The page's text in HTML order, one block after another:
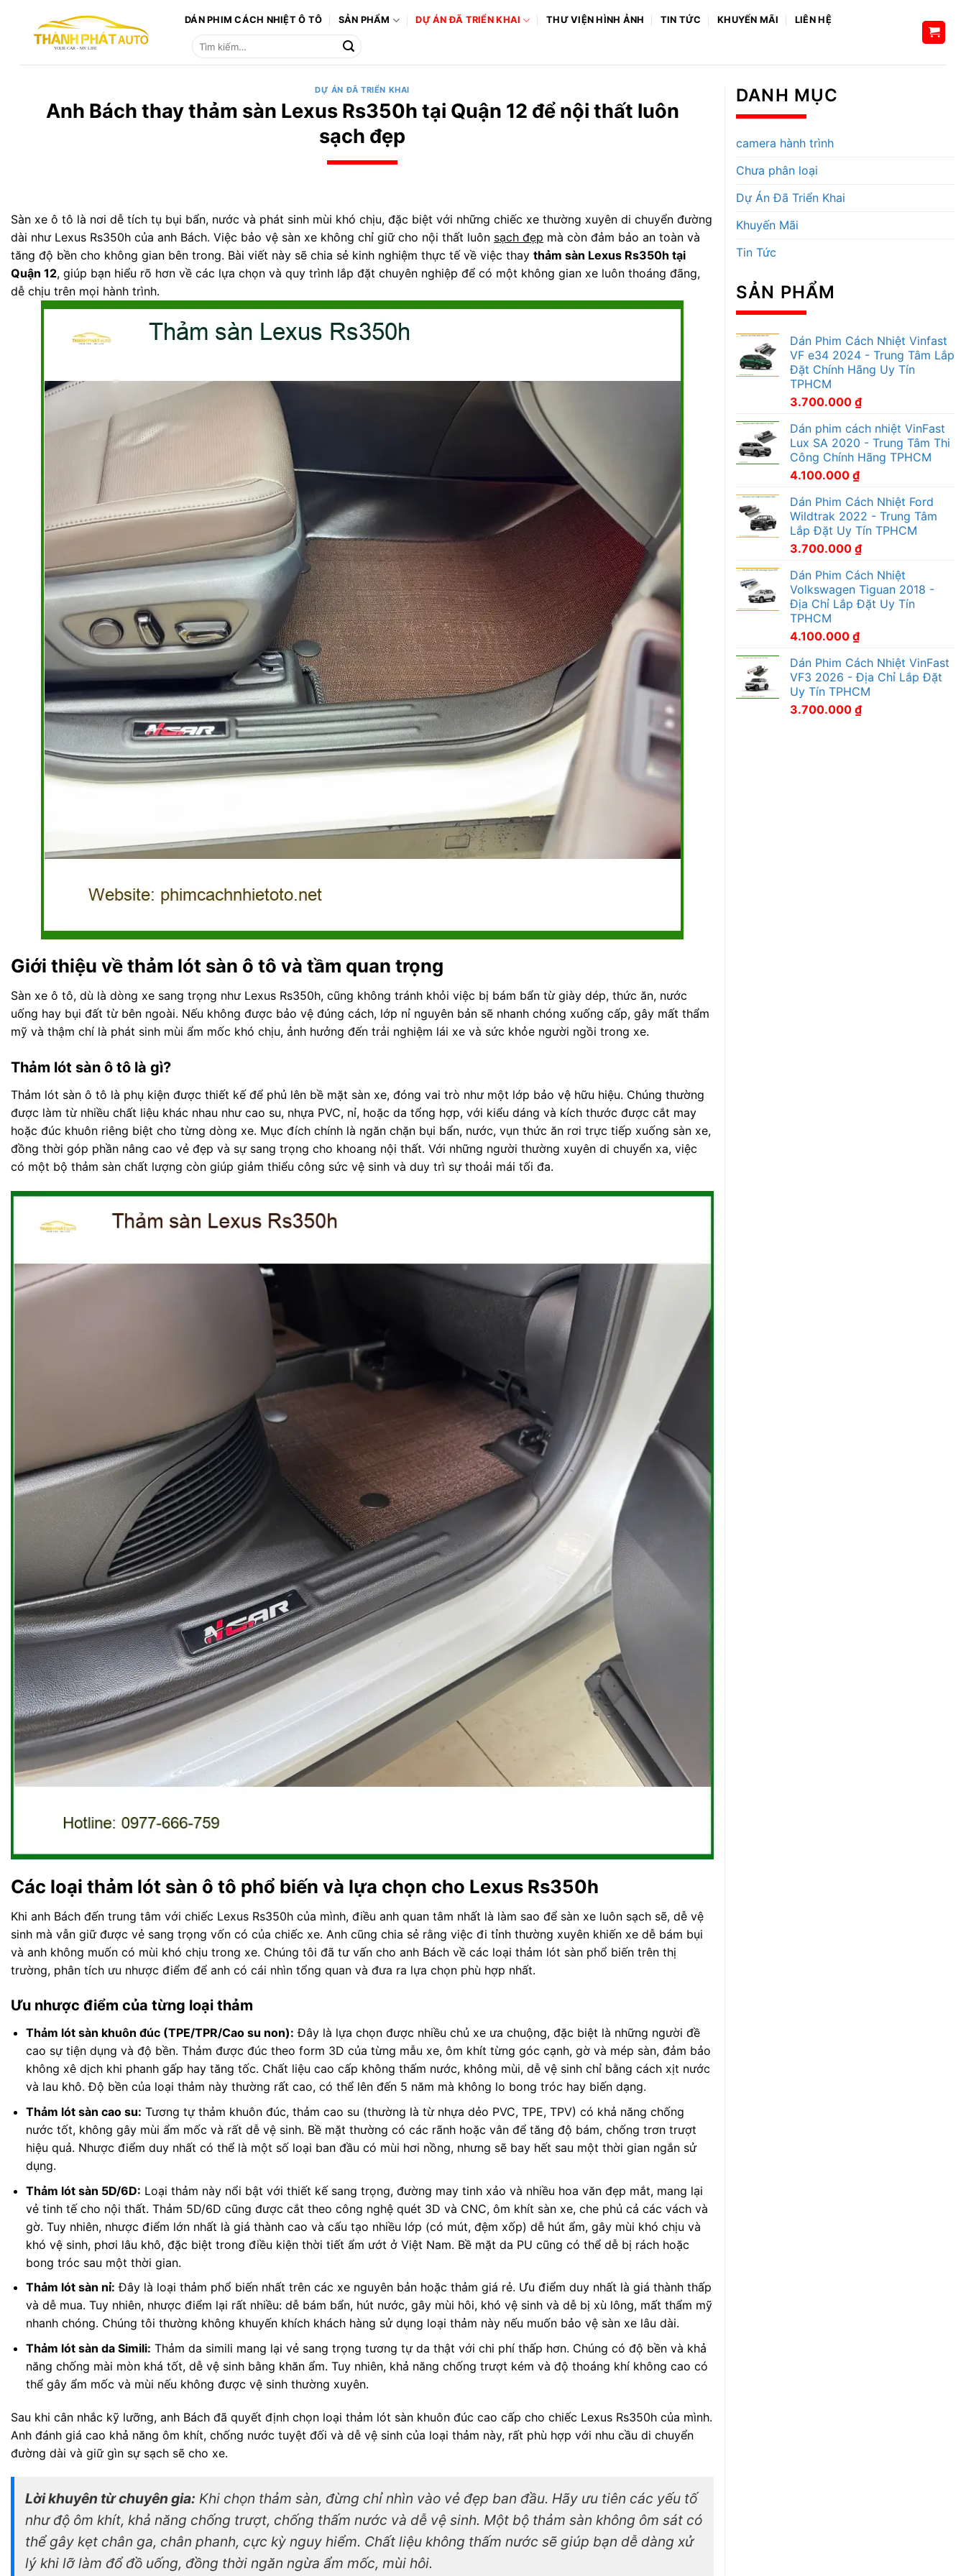
dung
DÁN PHIM CÁCH NHIỆT Ô TÔ SẢN PHẨM DỰ ÁN ĐÃ TRIỂN KHAI THƯ VIỆN HÌNH ẢNH TIN TỨC KHUYẾN MÃI
LIÊN HỆ
Tìm
DỰ ÁN ĐÃ TRIỂN KHAI
Anh Bách thay thảm sàn Lexus Rs350h tại Quận 12 để nội thất luôn
sạch đẹp
Sàn xe ô tô là nơi dễ tích tụ bụi bẩn, nước và phát sinh mùi khó chịu, đặc biệt với những chiếc xe thường xuyên di chuyển đường
dài như Lexus Rs350h của anh Bách. Việc bảo vệ sàn xe không chỉ giữ cho nội thất luôn sạch đẹp mà còn đảm bảo an toàn và
tăng độ bền cho không gian bên trong. Bài viết này sẽ chia sẻ kinh nghiệm thực tế về việc thay thảm sàn Lexus Rs350h tại
Quận 12, giúp bạn hiểu rõ hơn về các lựa chọn và quy trình lắp đặt chuyên nghiệp để có một không gian xe luôn thoáng đãng,
dễ chịu trên mọi hành trình.
Giới thiệu về thảm lót sàn ô tô và tầm quan trọng
Sàn xe ô tô, dù là dòng xe sang trọng như Lexus Rs350h, cũng không tránh khỏi việc bị bám bẩn từ giày dép, thức ăn, nước
uống hay bụi đất từ bên ngoài. Nếu không được bảo vệ đúng cách, lớp nỉ nguyên bản sẽ nhanh chóng xuống cấp, gây mất thẩm
mỹ và thậm chí là phát sinh mùi ẩm mốc khó chịu, ảnh hưởng đến trải nghiệm lái xe và sức khỏe người ngồi trong xe.
Thảm lót sàn ô tô là gì?
Thảm lót sàn ô tô là phụ kiện được thiết kế để phủ lên bề mặt sàn xe, đóng vai trò như một lớp bảo vệ hữu hiệu. Chúng thường
được làm từ nhiều chất liệu khác nhau như cao su, nhựa PVC, nỉ, hoặc da tổng hợp, với kiểu dáng và kích thước được cắt may
hoặc đúc khuôn riêng biệt cho từng dòng xe. Mục đích chính là ngăn chặn bụi bẩn, nước, vụn thức ăn rơi trực tiếp xuống sàn xe,
đồng thời góp phần nâng cao vẻ đẹp và sự sang trọng cho khoang nội thất. Với những người thường xuyên di chuyển xa, việc
có một bộ thảm sàn chất lượng còn giúp giảm thiểu công sức vệ sinh và duy trì sự thoải mái tối đa.
Các loại thảm lót sàn ô tô phổ biến và lựa chọn cho Lexus Rs350h
Khi anh Bách đến trung tâm với chiếc Lexus Rs350h của mình, điều anh quan tâm nhất là làm sao để sàn xe luôn sạch sẽ, dễ vệ
sinh mà vẫn giữ được vẻ sang trọng vốn có của chiếc xe. Anh cũng chia sẻ rằng việc đi tỉnh thường xuyên khiến xe dễ bám bụi
và anh không muốn có mùi khó chịu trong xe. Chúng tôi đã tư vấn cho anh Bách về các loại thảm lót sàn phổ biến trên thị
trường, phân tích ưu nhược điểm để anh có cái nhìn tổng quan và đưa ra lựa chọn phù hợp nhất.
Ưu nhược điểm của từng loại thảm
Thảm lót sàn khuôn đúc (TPE/TPR/Cao su non): Đây là lựa chọn được nhiều chủ xe ưa chuộng, đặc biệt là những người đề
cao sự tiện dụng và độ bền. Thảm được đúc theo form 3D của từng mẫu xe, ôm khít từng góc cạnh, gờ và mép sàn, đảm bảo
không xê dịch khi phanh gấp hay tăng tốc. Chất liệu cao cấp không thấm nước, không mùi, dễ vệ sinh chỉ bằng cách xịt nước
và lau khô. Độ bền của loại thảm này thường rất cao, có thể lên đến 5 năm mà không lo bong tróc hay biến dạng.
Thảm lót sàn cao su: Tương tự thảm khuôn đúc, thảm cao su (thường là từ nhựa dẻo PVC, TPE, TPV) có khả năng chống
nước tốt, không gây mùi ẩm mốc và rất dễ vệ sinh. Bề mặt thường có các rãnh hoặc vân để tăng độ bám, chống trơn trượt
hiệu quả. Nhược điểm duy nhất có thể là một số loại ban đầu có mùi hơi nồng, nhưng sẽ bay hết sau một thời gian ngắn sử
dụng.
Thảm lót sàn 5D/6D: Loại thảm này nổi bật với thiết kế sang trọng, đường may tinh xảo và nhiều hoa văn đẹp mắt, mang lại
vẻ tinh tế cho nội thất. Thảm 5D/6D cũng được cắt theo công nghệ quét 3D và CNC, ôm khít sàn xe, che phủ cả các vách và
gờ. Tuy nhiên, nhược điểm lớn nhất là giá thành cao và cấu tạo nhiều lớp (có mút, đệm xốp) dễ hút ẩm, gây mùi khó chịu và
khó vệ sinh, phơi lâu khô, đặc biệt trong điều kiện thời tiết ẩm ướt ở Việt Nam. Bề mặt da PU cũng có thể dễ bị rách hoặc
bong tróc sau một thời gian.
Thảm lót sàn nỉ: Đây là loại thảm phổ biến nhất trên các xe nguyên bản hoặc thảm giá rẻ. Ưu điểm duy nhất là giá thành thấp
và dễ mua. Tuy nhiên, nhược điểm lại rất nhiều: dễ bám bẩn, hút nước, gây mùi hôi, khó vệ sinh và dễ bị xù lông, mất thẩm mỹ
nhanh chóng. Chúng tôi thường không khuyến khích khách hàng sử dụng loại thảm này nếu muốn bảo vệ sàn xe lâu dài.
Thảm lót sàn da Simili: Thảm da simili mang lại vẻ sang trọng tương tự da thật với chi phí thấp hơn. Chúng có độ bền và khả
năng chống mài mòn khá tốt, dễ vệ sinh bằng khăn ẩm. Tuy nhiên, khả năng chống trượt kém và độ thoáng khí không cao có
thể gây ẩm mốc và mùi nếu không được vệ sinh thường xuyên.
Sau khi cân nhắc kỹ lưỡng, anh Bách đã quyết định chọn loại thảm lót sàn khuôn đúc cao cấp cho chiếc Lexus Rs350h của mình.
Anh đánh giá cao khả năng ôm khít, chống nước tuyệt đối và dễ vệ sinh của loại thảm này, rất phù hợp với nhu cầu di chuyển
đường dài và giữ gìn sự sạch sẽ cho xe.
Lời khuyên từ chuyên gia: Khi chọn thảm sàn, đừng chỉ nhìn vào vẻ đẹp ban đầu. Hãy ưu tiên các yếu tố
như độ ôm khít, khả năng chống trượt, chống thấm nước và dễ vệ sinh. Một bộ thảm sàn không ôm sát có
thể gây kẹt chân ga, chân phanh, cực kỳ nguy hiểm. Chất liệu không thấm nước sẽ giúp bạn dễ dàng xử
lý khi lỡ làm đổ đồ uống, đồng thời ngăn ngừa ẩm mốc, mùi hôi.
DANH MỤC
camera hành trình
Chưa phân loại
Dự Án Đã Triển Khai
Khuyến Mãi
Tin Tức
SẢN PHẨM
Dán Phim Cách Nhiệt Vinfast
VF e34 2024 - Trung Tâm Lắp
Đặt Chính Hãng Uy Tín
TPHCM
3.700.000 ₫
Dán phim cách nhiệt VinFast
Lux SA 2020 - Trung Tâm Thi
Công Chính Hãng TPHCM
4.100.000 ₫
Dán Phim Cách Nhiệt Ford
Wildtrak 2022 - Trung Tâm
Lắp Đặt Uy Tín TPHCM
3.700.000 ₫
Dán Phim Cách Nhiệt
Volkswagen Tiguan 2018 -
Địa Chỉ Lắp Đặt Uy Tín
TPHCM
4.100.000 ₫
Dán Phim Cách Nhiệt VinFast
VF3 2026 - Địa Chỉ Lắp Đặt
Uy Tín TPHCM
3.700.000 ₫